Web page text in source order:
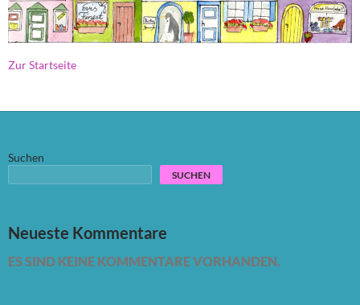
Zur Startseite
Suchen
SUCHEN
Neueste Kommentare
ES SIND KEINE KOMMENTARE VORHANDEN.